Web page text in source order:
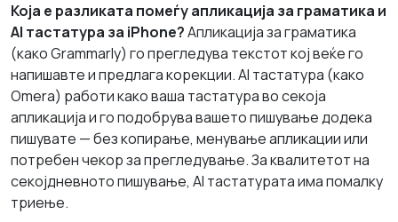
Која е разликата помеѓу апликација за граматика и
AI тастатура за iPhone?Апликација за граматика
(како Grammarly) го прегледува текстот кој веќе го
напишавте и предлага корекции. AI тастатура (како
Omera) работи како ваша тастатура во секоја
апликација и го подобрува вашето пишување додека
пишувате — без копирање, менување апликации или
потребен чекор за прегледување. За квалитетот на
секојдневното пишување, AI тастатурата има помалку
триење.